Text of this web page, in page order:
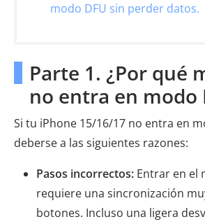
modo DFU sin perder datos.
Parte 1. ¿Por qué
no entra en modo
Si tu iPhone 15/16/17 no entra en
deberse a las siguientes razones:
Pasos incorrectos: Entrar en el
requiere una sincronización
botones. Incluso una ligera